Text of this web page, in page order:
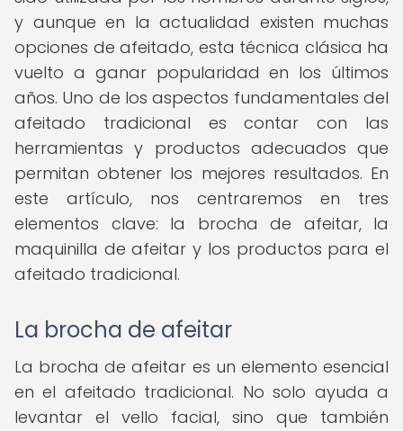
y aunque en la actualidad existen muchas
opciones de afeitado, esta técnica clásica ha
vuelto a ganar popularidad en los últimos
años. Uno de los aspectos fundamentales del
afeitado tradicional es contar con las
herramientas y productos adecuados que
permitan obtener los mejores resultados. En
este artículo, nos centraremos en tres
elementos clave: la brocha de afeitar, la
maquinilla de afeitar y los productos para el
afeitado tradicional.
La brocha de afeitar
La brocha de afeitar es un elemento esencial
en el afeitado tradicional. No solo ayuda a
levantar el vello facial, sino que también